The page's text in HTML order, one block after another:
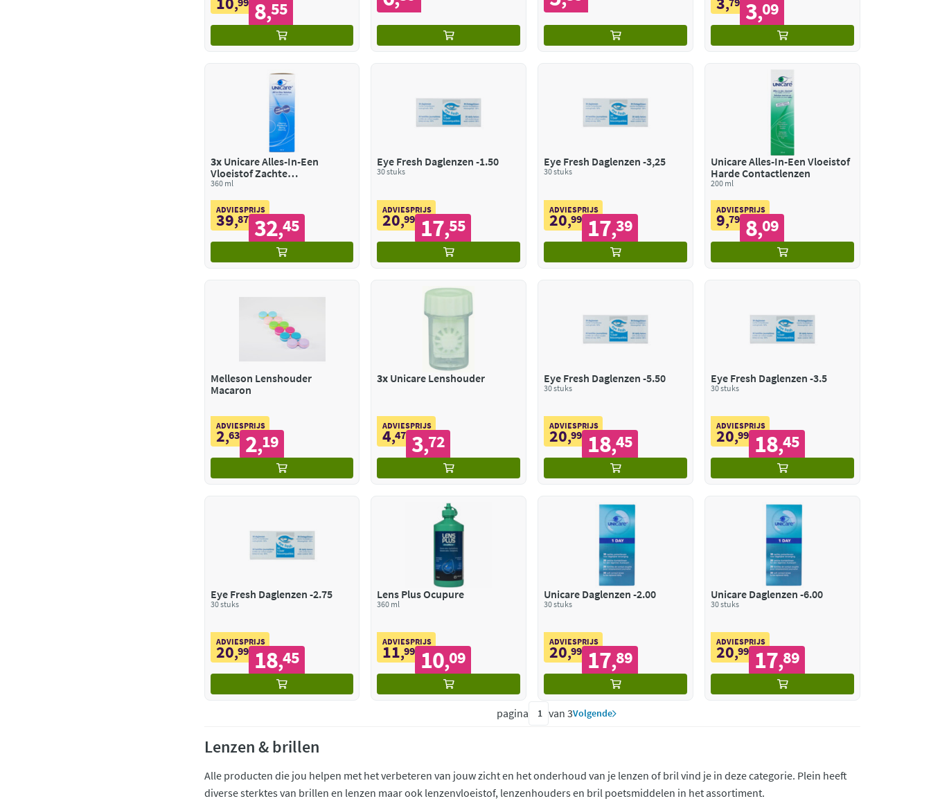
, 8,55 , 3,09
3xUnicare Alles-In-Een
Vloeistof Zachte
Contactlenzen
360 ml
ADVIESPRIJS
39,87 32,45
Eye Fresh Daglenzen -1.50
30 stuks
ADVIESPRIJS
20,99 17,55
Eye Fresh Daglenzen -3,25
30 stuks
ADVIESPRIJS
20,99 17,39
Unicare Alles-In-Een Vloeistof
Harde Contactlenzen
200 ml
ADVIESPRIJS
9,79 8,09
Melleson Lenshouder
Macaron
ADVIESPRIJS
2,63 2,19
3x Unicare Lenshouder
ADVIESPRIJS
4,47 3,72
Eye Fresh Daglenzen -5.50
30 stuks
ADVIESPRIJS
20,99 18,45
Eye Fresh Daglenzen -3.5
30 stuks
ADVIESPRIJS
20,99 18,45
Eye Fresh Daglenzen -2.75
30 stuks
ADVIESPRIJS
20,99 18,45
Lens Plus Ocupure
360 ml
ADVIESPRIJS
11,99 10,09
Unicare Daglenzen -2.00
30 stuks
ADVIESPRIJS
20,99 17,89
Unicare Daglenzen -6.00
30 stuks
ADVIESPRIJS
20,99 17,89
pagina van 3Volgende
Lenzen & brillen
Alle producten die jou helpen met het verbeteren van jouw zicht en het onderhoud van je lenzen of bril vind je in deze categorie. Plein heeft
diverse sterktes van brillen en lenzen maar ook lenzenvloeistof, lenzenhouders en bril poetsmiddelen in het assortiment.